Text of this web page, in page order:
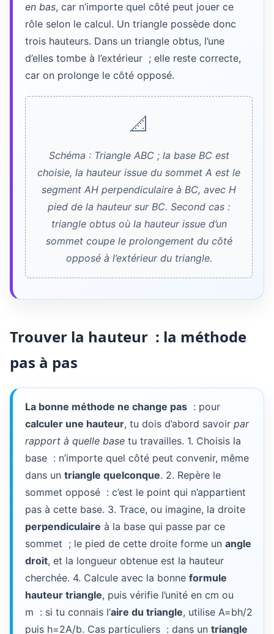
en bas, car n’importe quel côté peut jouer ce
rôle selon le calcul. Un triangle possède donc
trois hauteurs. Dans un triangle obtus, l’une
d’elles tombe à l’extérieur ; elle reste correcte,
car on prolonge le côté opposé.
📐
Schéma : Triangle ABC ; la base BC est
choisie, la hauteur issue du sommet A est le
segment AH perpendiculaire à BC, avec H
pied de la hauteur sur BC. Second cas :
triangle obtus où la hauteur issue d’un
sommet coupe le prolongement du côté
opposé à l’extérieur du triangle.
Trouver la hauteur : la méthode
pas à pas
La bonne méthode ne change pas : pour
calculer une hauteur, tu dois d’abord savoir par
rapport à quelle base tu travailles. 1. Choisis la
base : n’importe quel côté peut convenir, même
dans un triangle quelconque. 2. Repère le
sommet opposé : c’est le point qui n’appartient
pas à cette base. 3. Trace, ou imagine, la droite
perpendiculaire à la base qui passe par ce
sommet ; le pied de cette droite forme un angle
droit, et la longueur obtenue est la hauteur
cherchée. 4. Calcule avec la bonne formule
hauteur triangle, puis vérifie l’unité en cm ou
m : si tu connais l’aire du triangle, utilise A=bh/2
puis h=2A/b. Cas particuliers : dans un triangle